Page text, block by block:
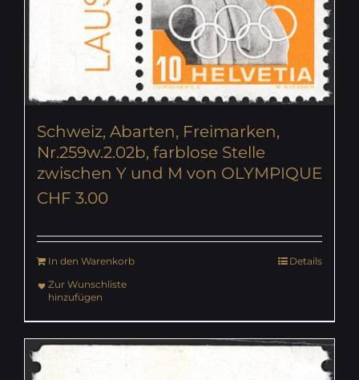
Schweiz, Abarten, Freimarken,
Nr.259w.2.02b, farblose Stelle
zwischen Y und M von OLYMPIQUE
CHF 3.00
In den Warenkorb
Details
Zur Wunschliste
hinzufügen